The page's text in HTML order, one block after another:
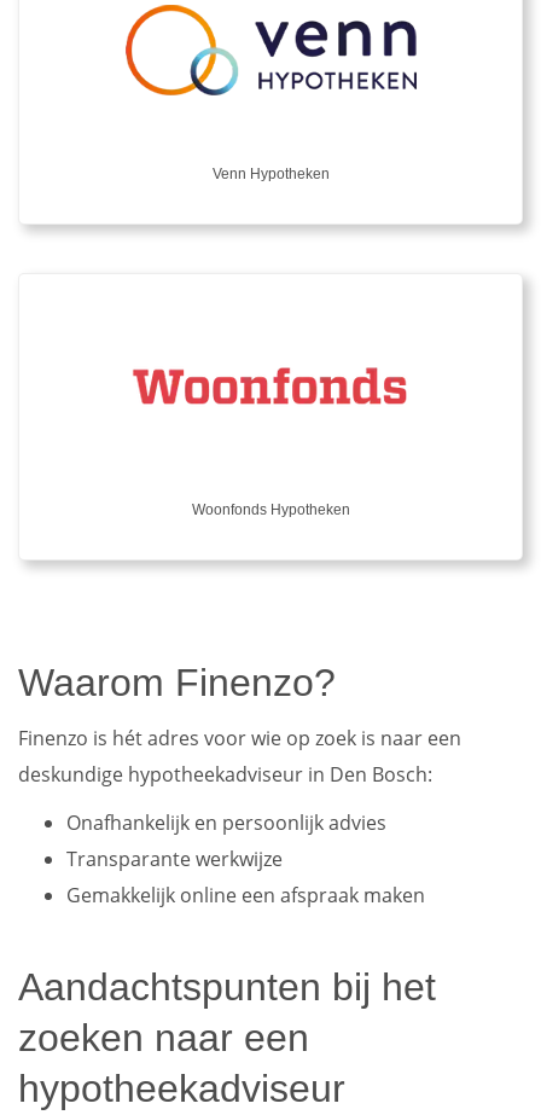
Venn Hypotheken
Woonfonds Hypotheken
Waarom Finenzo?
Finenzo is hét adres voor wie op zoek is naar een
deskundige hypotheekadviseur in Den Bosch:
Onafhankelijk en persoonlijk advies
Transparante werkwijze
Gemakkelijk online een afspraak maken
Aandachtspunten bij het
zoeken naar een
hypotheekadviseur